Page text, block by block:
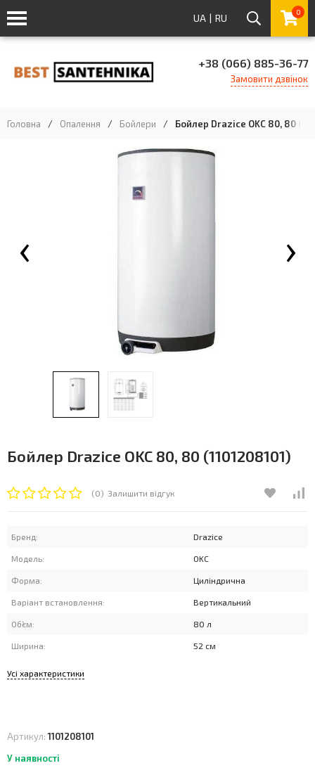
UA | RU 0
+38 (066) 885-36-77
Замовити дзвінок
Головна / Опалення / Бойлери / Бойлер Drazice OKC 80, 80
‹ ›
Бойлер Drazice OKC 80, 80 (1101208101)
(0) Залишити відгук
Бренд: Drazice
Модель: OKC
Форма: Циліндрична
Варіант встановлення: Вертикальний
Об`єм: 80 л
Ширина: 52 см
Усі характеристики
Артикул:1101208101
У наявності